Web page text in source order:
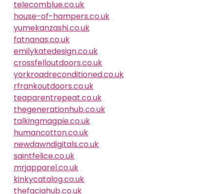
telecomblue.co.uk
house-of-hampers.co.uk
yumekanzashi.co.uk
fatnanas.co.uk
emilykatedesign.co.uk
crossfelloutdoors.co.uk
yorkroadreconditioned.co.uk
rfrankoutdoors.co.uk
teaparentrepeat.co.uk
thegenerationhub.co.uk
talkingmagpie.co.uk
humancotton.co.uk
newdawndigitals.co.uk
saintfelice.co.uk
mrjapparel.co.uk
kinkycatalog.co.uk
thefaciahub.co.uk